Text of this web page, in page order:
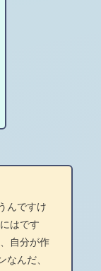
んですけ
はです
自分が作
なんだ、